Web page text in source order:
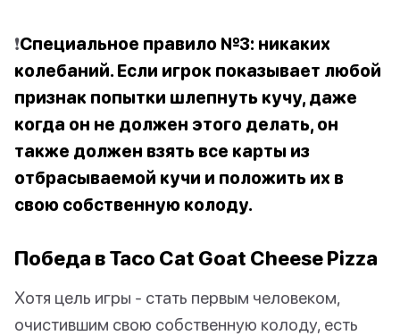
❗️Специальное правило №3: никаких
колебаний. Если игрок показывает любой
признак попытки шлепнуть кучу, даже
когда он не должен этого делать, он
также должен взять все карты из
отбрасываемой кучи и положить их в
свою собственную колоду.
Победа в Taco Cat Goat Cheese Pizza
Хотя цель игры - стать первым человеком,
очистившим свою собственную колоду, есть